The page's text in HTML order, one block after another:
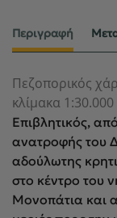
Περιγραφή
Πεζοπορικός
κλίμακα 1:30.000
Επιβλητικός,
ανατροφής του
αδούλωτης
στο κέντρο του
Μονοπάτια και